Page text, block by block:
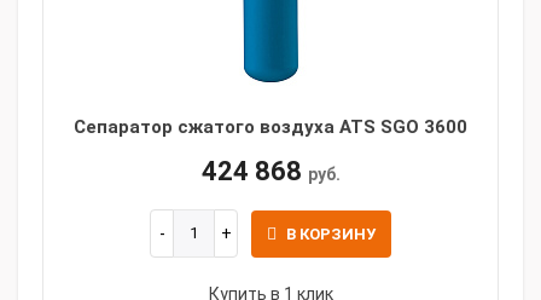
Сепаратор сжатого воздуха ATS SGO 3600
424 868 руб.
В КОРЗИНУ
Купить в 1 клик